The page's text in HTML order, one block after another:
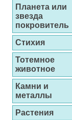
Планета или
звезда
покровитель
Стихия
Тотемное
животное
Камни и
металлы
Растения